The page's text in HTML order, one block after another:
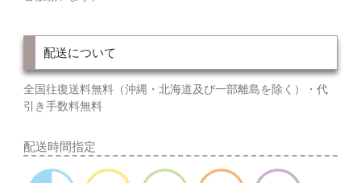
配送について
全国往復送料無料（沖縄・北海道及び一部離島を除く）・代
引き手数料無料
配送時間指定